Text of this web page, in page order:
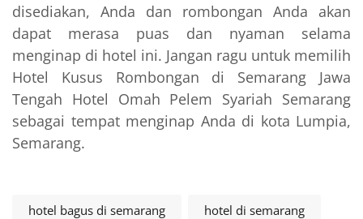
disediakan, Anda dan rombongan Anda akan
dapat merasa puas dan nyaman selama
menginap di hotel ini. Jangan ragu untuk memilih
Hotel Kusus Rombongan di Semarang Jawa
Tengah Hotel Omah Pelem Syariah Semarang
sebagai tempat menginap Anda di kota Lumpia,
Semarang.
hotel bagus di semarang hotel di semarang